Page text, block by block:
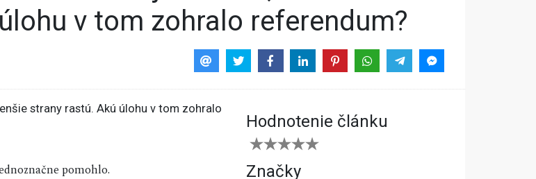
v tom zohralo referendum?
pomohlo.
Hodnotenie článku
Značky